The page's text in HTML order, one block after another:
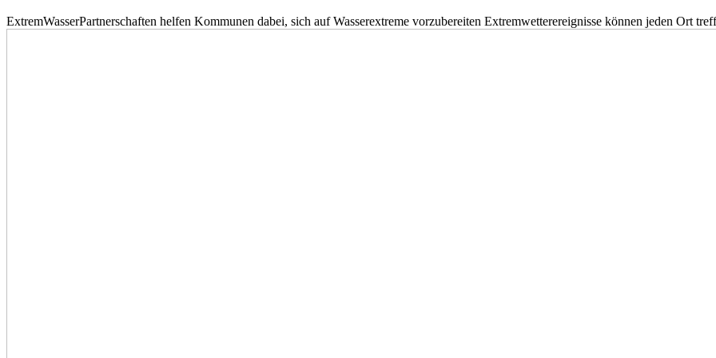
ExtremWasserPartnerschaften helfen Kommunen dabei, sich auf Wasserextreme vorzubereiten Extremwetterereignisse können jeden Ort